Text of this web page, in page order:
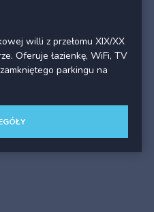
willi z przełomu XIX/XX
Oferuje łazienkę, WiFi, TV
parkingu na